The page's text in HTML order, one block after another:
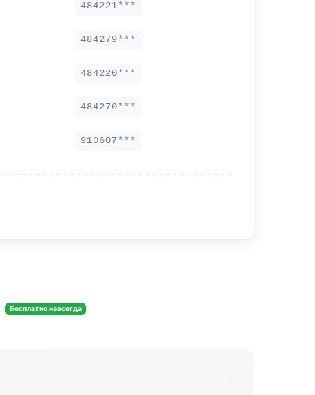
484221***
484279***
484220***
484270***
910607***
Бесплатно навсегда